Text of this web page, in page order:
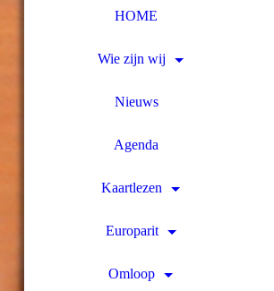
HOME
Wie zijn wij
Nieuws
Agenda
Kaartlezen
Europarit
Omloop